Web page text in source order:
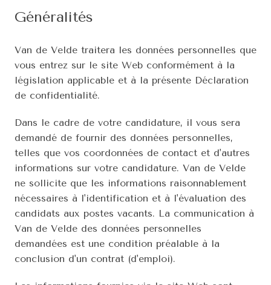
Généralités
Van de Velde traitera les données personnelles que
vous entrez sur le site Web conformément à la
législation applicable et à la présente Déclaration
de confidentialité.
Dans le cadre de votre candidature, il vous sera
demandé de fournir des données personnelles,
telles que vos coordonnées de contact et d'autres
informations sur votre candidature. Van de Velde
ne sollicite que les informations raisonnablement
nécessaires à l'identification et à l'évaluation des
candidats aux postes vacants. La communication à
Van de Velde des données personnelles
demandées est une condition préalable à la
conclusion d'un contrat (d'emploi).